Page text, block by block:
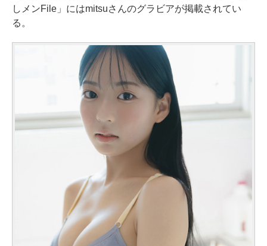
しメンFile」にはmitsuさんのグラビアが掲載されてい
る。